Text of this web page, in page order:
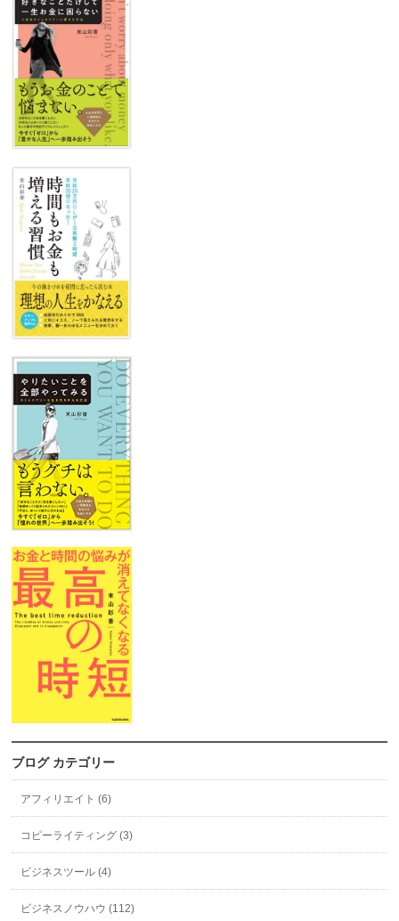
ブログ カテゴリー
アフィリエイト (6)
コピーライティング (3)
ビジネスツール (4)
ビジネスノウハウ (112)